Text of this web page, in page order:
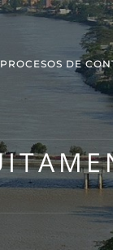
PROCESOS DE